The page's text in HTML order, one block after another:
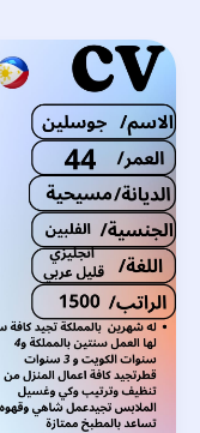
خادمة
للتنازل
بالرياض